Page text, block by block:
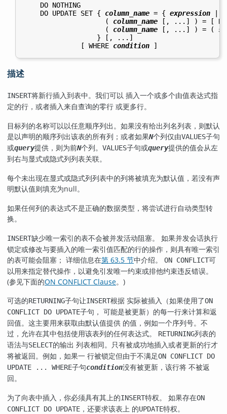
    DO NOTHING
    DO UPDATE SET {
column_name = { expression
                    (
column_name [, ...] ) = [
                    (
column_name [, ...] ) = (
                  } [, ...]
              [ WHERE
condition
描述
INSERT将新行插入到表中。我们可以 插入一个或多个由值表达式指
定的行，或者插入来自查询的零行 或更多行。
目标列的名称可以以任意顺序列出。如果没有给出列名列表，则默认
是以声明的顺序列出该表的所有列；或者如果N个列仅由VALUES子句
或query提供，则为前N个列。 VALUES子句或query提供的值会从左
到右与显式或隐式列列表关联。
每个未出现在显式或隐式列列表中的列将被填充为默认值，若没有声
明默认值则填充为null。
如果任何列的表达式不是正确的数据类型，将尝试进行自动类型转
换。
INSERT缺少唯一索引的表不会被并发活动阻塞。 如果并发会话执行
锁定或修改与要插入的唯一索引值匹配的行的操作，则具有唯一索引
的表可能会阻塞； 详细信息在第 63.5 节中介绍。 ON CONFLICT可
以用来指定替代操作，以避免引发唯一约束或排他约束违反错误。
(参见下面的ON CONFLICT Clause。)
可选的RETURNING子句让INSERT根据 实际被插入（如果使用了ON
CONFLICT DO UPDATE子句， 可能是被更新）的每一行来计算和返
回值。这主要用来获取由默认值提供 的值，例如一个序列号。不
过，允许在其中包括使用该表列的任何表达式。
RETURNING列表的
语法与SELECT的输出 列表相同。只有被成功地插入或者更新的行才
将被返回。例如，如果一 行被锁定但由于不满足ON CONFLICT DO
UPDATE ... WHERE子句condition没有被更新，该行将 不被返
回。
为了向表中插入，你必须具有其上的INSERT特权。 如果存在ON
CONFLICT DO UPDATE ，还要求该表上 的UPDATE特权。